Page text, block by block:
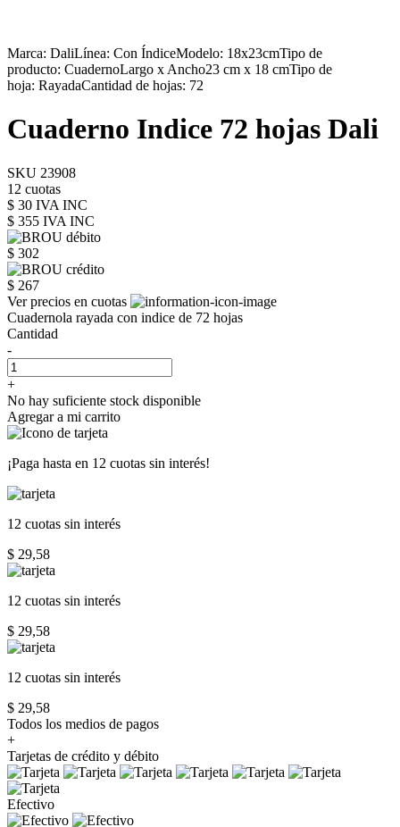
Marca: DaliLínea: Con ÍndiceModelo: 18x23cmTipo de
producto: CuadernoLargo x Ancho23 cm x 18 cmTipo de
hoja: RayadaCantidad de hojas: 72
Cuaderno Indice 72 hojas Dali
SKU 23908
12 cuotas
$ 30 IVA INC
$ 355 IVA INC
$ 302
$ 267
Ver precios en cuotas
Cuadernola rayada con indice de 72 hojas
Cantidad
-
+
No hay suficiente stock disponible
Agregar a mi carrito
¡Paga hasta en 12 cuotas sin interés!
12 cuotas sin interés
$ 29,58
12 cuotas sin interés
$ 29,58
12 cuotas sin interés
$ 29,58
Todos los medios de pagos
+
Tarjetas de crédito y débito
Efectivo